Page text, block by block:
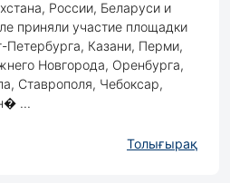
России, Беларуси и
приняли участие площадки
Казани, Перми,
Новгорода, Оренбурга,
Ставрополя, Чебоксар,
...
Толығырақ